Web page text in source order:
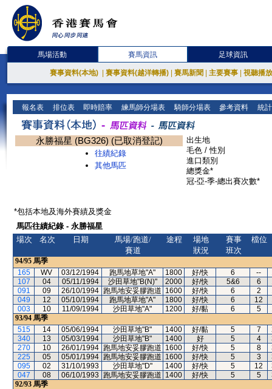
馬場活動 賽馬資訊 足球資訊
賽事資料(本地) 賽事資料(越洋轉播) 賽馬新聞 主要賽事 視聽播
報名表 排位表 即時賠率 練馬師分場表 騎師分場表 參考資料 統
永勝福星 (BG326) (已取消登記)
往績紀錄
其他馬匹
出生地
毛色 / 性別
進口類別
總獎金*
冠-亞-季-總出賽次數*
*包括本地及海外賽績及獎金
馬匹往績紀錄 - 永勝福星
場次
名次 日期
馬場/跑道/
賽道
途程
場地
狀況
賽事
班次
檔位
94/95 馬季
165
WV 03/12/1994 跑馬地草地"A" 1800 好/快 6 --
107
04 05/11/1994 沙田草地"B(N)" 2000 好/快 5&6 6
091
09 26/10/1994 跑馬地安妥膠跑道 1600 好/快 6 2
049
12 05/10/1994 跑馬地草地"A" 1800 好/快 6 12
003
10 11/09/1994 沙田草地"A" 1200 好/黏 6 5
93/94 馬季
515
14 05/06/1994 沙田草地"B" 1400 好/黏 5 7
340
13 05/03/1994 沙田草地"B" 1400 好 5 4
270
10 26/01/1994 跑馬地安妥膠跑道 1600 好/快 5 8
225
05 05/01/1994 跑馬地安妥膠跑道 1600 好/快 5 3
095
02 31/10/1993 沙田草地"D" 1400 好/快 5 12
047
08 06/10/1993 跑馬地安妥膠跑道 1400 好/快 5 5
92/93 馬季